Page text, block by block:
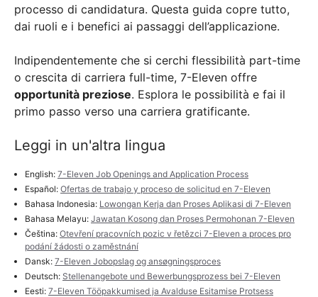
processo di candidatura. Questa guida copre tutto,
dai ruoli e i benefici ai passaggi dell’applicazione.
Indipendentemente che si cerchi flessibilità part-time
o crescita di carriera full-time, 7-Eleven offre
opportunità preziose. Esplora le possibilità e fai il
primo passo verso una carriera gratificante.
Leggi in un'altra lingua
English: 7-Eleven Job Openings and Application Process
Español: Ofertas de trabajo y proceso de solicitud en 7-Eleven
Bahasa Indonesia: Lowongan Kerja dan Proses Aplikasi di 7-Eleven
Bahasa Melayu: Jawatan Kosong dan Proses Permohonan 7-Eleven
Čeština: Otevření pracovních pozic v řetězci 7-Eleven a proces pro
podání žádosti o zaměstnání
Dansk: 7-Eleven Jobopslag og ansøgningsproces
Deutsch: Stellenangebote und Bewerbungsprozess bei 7-Eleven
Eesti: 7-Eleven Tööpakkumised ja Avalduse Esitamise Protsess